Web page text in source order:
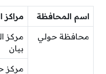
اسم المحافظة مراكز
محافظة حولي
مركز
بيان
مركز